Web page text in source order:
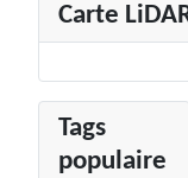
Carte
Tags
populaire